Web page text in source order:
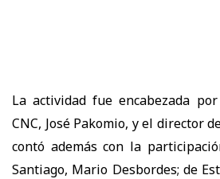
La actividad fue encabezada
CNC, José Pakomio, y el director
contó además con la
Santiago, Mario Desbordes; de